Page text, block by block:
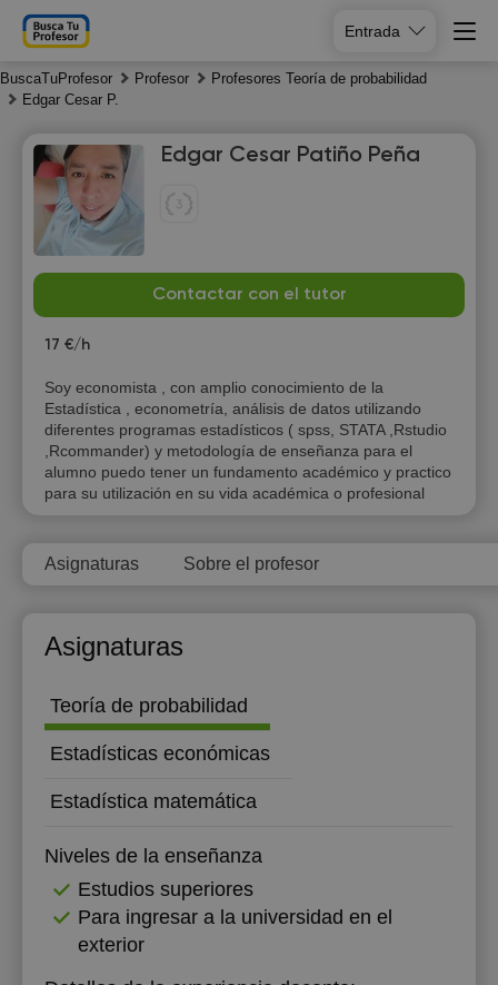
Entrada
BuscaTuProfesor Profesor
Profesores Teoría de probabilidad
Edgar Cesar P.
Edgar Cesar Patiño Peña
Contactar con el tutor
17 €/h
Soy economista , con amplio conocimiento de la
Estadística , econometría, análisis de datos utilizando
diferentes programas estadísticos ( spss, STATA ,Rstudio
,Rcommander) y metodología de enseñanza para el
alumno puedo tener un fundamento académico y practico
para su utilización en su vida académica o profesional
Asignaturas Sobre el profesor
Asignaturas
Teoría de probabilidad
Estadísticas económicas
Estadística matemática
Niveles de la enseñanza
Estudios superiores
Para ingresar a la universidad en el
exterior
Su
Mo
10
Tu
11
We
17:00
17:30
18:00
19:00
20:00
20:30